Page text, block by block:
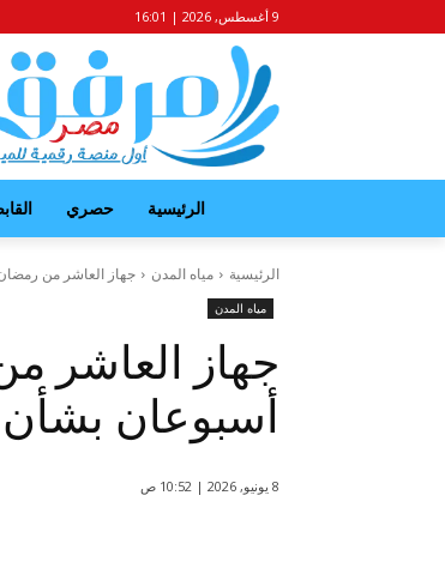
9 أغسطس, 2026 | 16:01
الرئيسية حصري
الرئيسية مياه المدن جهاز العاشر من رمضان
مياه المدن
جهاز العاشر
أسبوعان بشأن
8 يونيو, 2026 | 10:52 ص